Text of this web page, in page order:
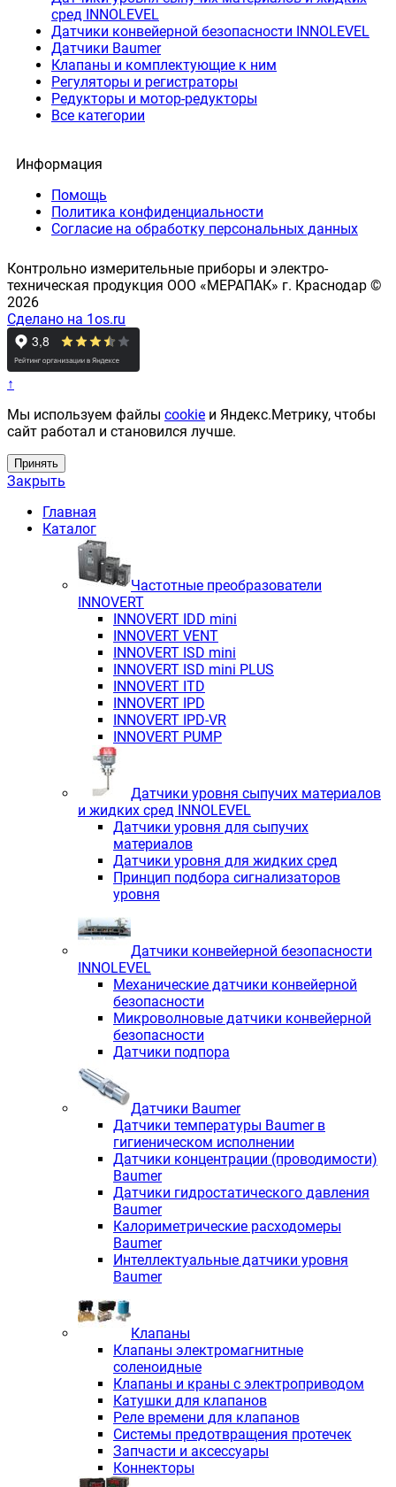
сред INNOLEVEL
Датчики конвейерной безопасности INNOLEVEL
Датчики Baumer
Клапаны и комплектующие к ним
Регуляторы и регистраторы
Редукторы и мотор-редукторы
Все категории
Информация
Помощь
Политика конфиденциальности
Согласие на обработку персональных данных
Контрольно измерительные приборы и электро-
техническая продукция ООО «МЕРАПАК» г. Краснодар ©
2026
Сделано на 1os.ru
↑
Мы используем файлы cookie и Яндекс.Метрику, чтобы
сайт работал и становился лучше.
Принять
Закрыть
Главная
Каталог
Частотные преобразователи
INNOVERT
INNOVERT IDD mini
INNOVERT VENT
INNOVERT ISD mini
INNOVERT ISD mini PLUS
INNOVERT ITD
INNOVERT IРD
INNOVERT IРD-VR
INNOVERT PUMP
Датчики уровня сыпучих материалов
и жидких сред INNOLEVEL
Датчики уровня для сыпучих
материалов
Датчики уровня для жидких сред
Принцип подбора сигнализаторов
уровня
Датчики конвейерной безопасности
INNOLEVEL
Механические датчики конвейерной
безопасности
Микроволновые датчики конвейерной
безопасности
Датчики подпора
Датчики Baumer
Датчики температуры Baumer в
гигиеническом исполнении
Датчики концентрации (проводимости)
Baumer
Датчики гидростатического давления
Baumer
Калориметрические расходомеры
Baumer
Интеллектуальные датчики уровня
Baumer
Клапаны
Клапаны электромагнитные
соленоидные
Клапаны и краны с электроприводом
Катушки для клапанов
Реле времени для клапанов
Системы предотвращения протечек
Запчасти и аксессуары
Коннекторы